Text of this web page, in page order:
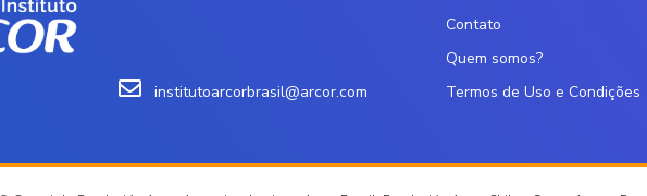
institutoarcorbrasil@arcor.com
Contato
Quem somos?
Termos de Uso e Condições